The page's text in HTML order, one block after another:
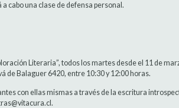
cabo una clase de defensa personal.
Literaria”, todos los martes desde el 11 de
de Balaguer 6420, entre 10:30 y 12:00 horas.
con ellas mismas a través de la escritura